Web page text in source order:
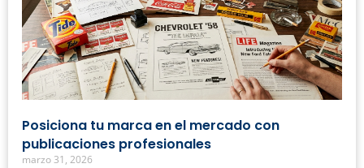
Posiciona tu marca en el mercado con
publicaciones profesionales
marzo 31, 2026